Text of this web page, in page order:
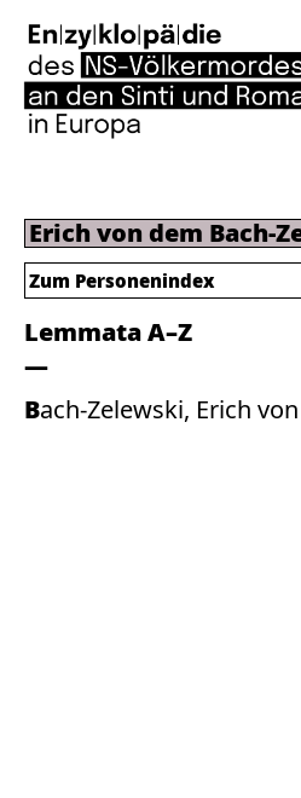
Erich von dem Bach-
Lemmata A–Z
Bach-Zelewski, Erich
Zum Personenindex